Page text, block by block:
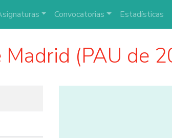
Convocatorias Estadísticas
(PAU de